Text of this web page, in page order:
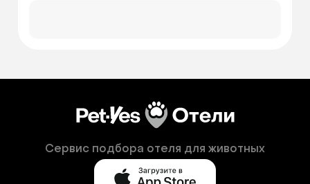
Сервис подбора отеля для животных